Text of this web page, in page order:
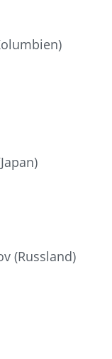
(Russland)